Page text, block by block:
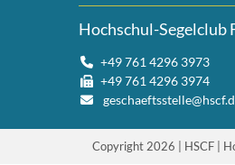
Hochschul-Segelclub
+49 761 4296 3973
+49 761 4296 3974
Copyright 2026 | HSCF |